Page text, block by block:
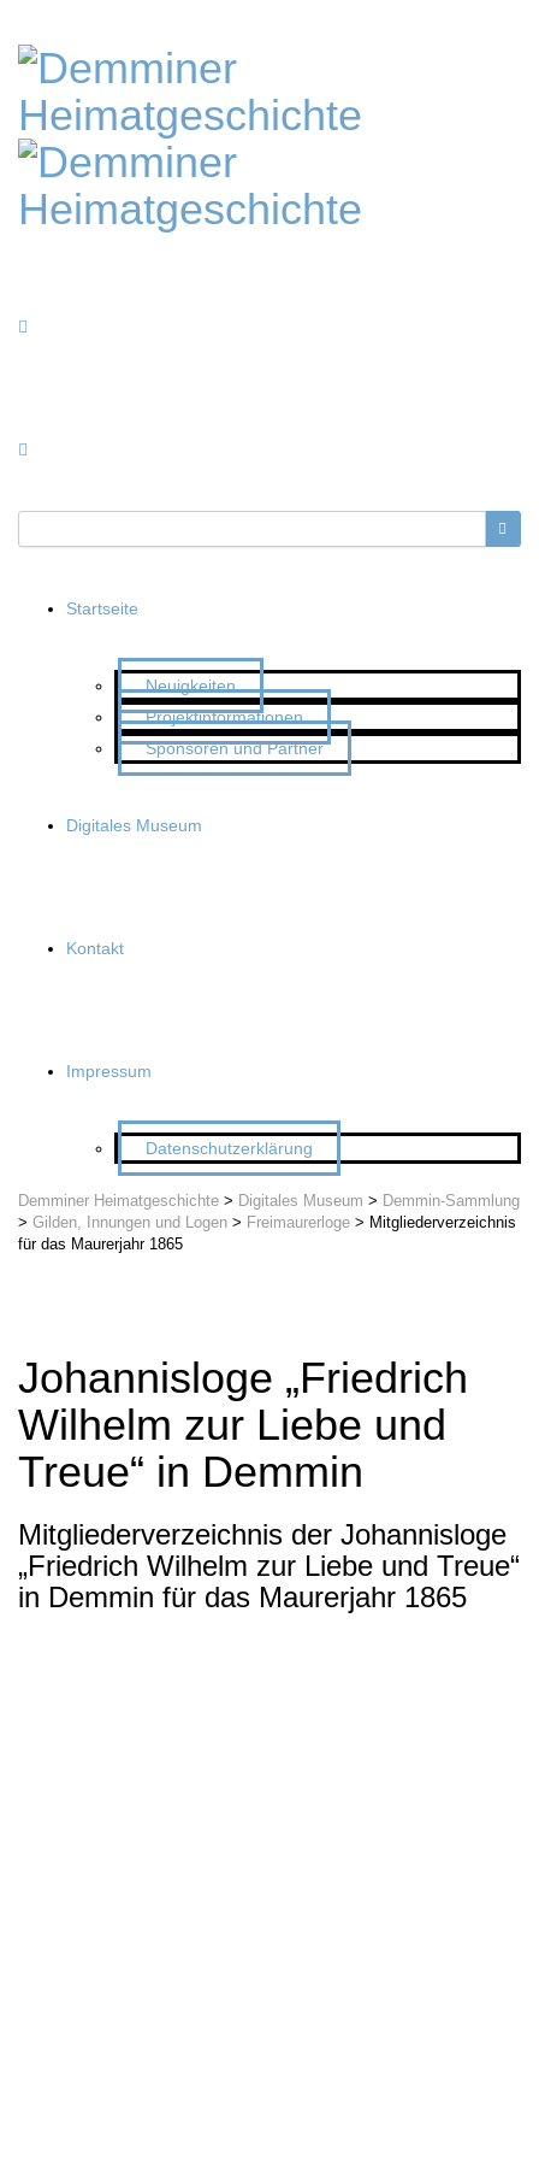
Startseite
Neuigkeiten
Projektinformationen
Sponsoren und Partner
Digitales Museum
Kontakt
Impressum
Datenschutzerklärung
Demminer Heimatgeschichte > Digitales Museum > Demmin-Sammlung
> Gilden, Innungen und Logen > Freimaurerloge > Mitgliederverzeichnis
für das Maurerjahr 1865
Johannisloge „Friedrich
Wilhelm zur Liebe und
Treue“ in Demmin
Mitgliederverzeichnis der Johannisloge
„Friedrich Wilhelm zur Liebe und Treue“
in Demmin für das Maurerjahr 1865